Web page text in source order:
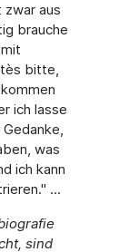
zwar aus
brauche
bitte,
ich lasse
was
ich kann
...
sind